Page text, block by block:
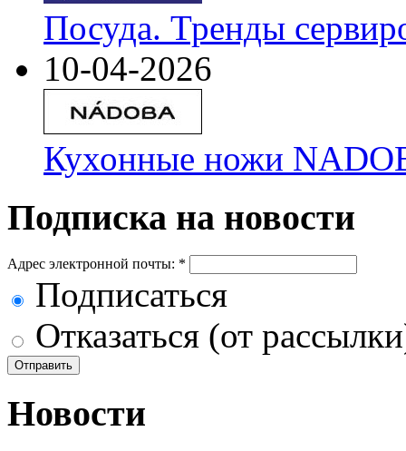
Посуда. Тренды
10-04-2026
Кухонные ножи
Подписка на новости
Адрес электронной почты: *
Подписаться
Отказаться (от
Новости